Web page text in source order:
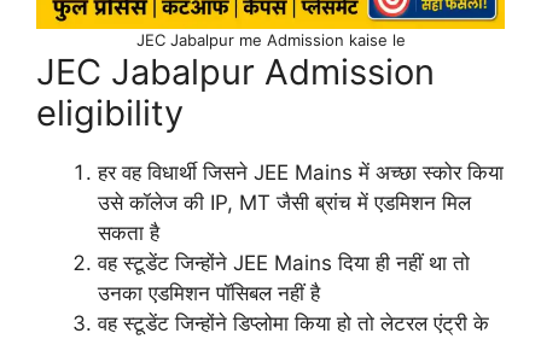
JEC Jabalpur me Admission kaise le
JEC Jabalpur Admission
eligibility
हर वह विधार्थी जिसने JEE Mains में अच्छा स्कोर किया
उसे कॉलेज की IP, MT जैसी ब्रांच में एडमिशन मिल
सकता है
वह स्टूडेंट जिन्होंने JEE Mains दिया ही नहीं था तो
उनका एडमिशन पॉसिबल नहीं है
वह स्टूडेंट जिन्होंने डिप्लोमा किया हो तो लेटरल एंट्री के